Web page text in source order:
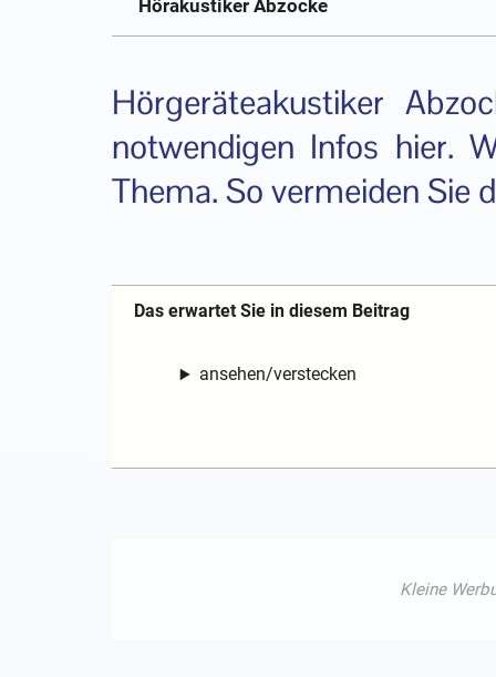
Hörakustiker Abzocke
Hörgeräteakustiker
notwendigen Infos hier.
Thema. So vermeiden Sie
Das erwartet Sie in diesem Beitrag
ansehen/verstecken